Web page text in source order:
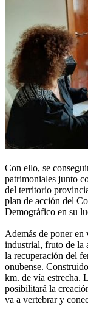
Con ello, se
patrimoniales junto
del territorio
plan de acción del
Demográfico en su
Además de poner en
industrial, fruto de la
la recuperación del
onubense.
km. de vía estrecha.
posibilitará la
va a vertebrar y